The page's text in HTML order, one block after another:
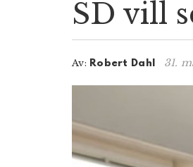
SD vill
Av: Robert Dahl 31.